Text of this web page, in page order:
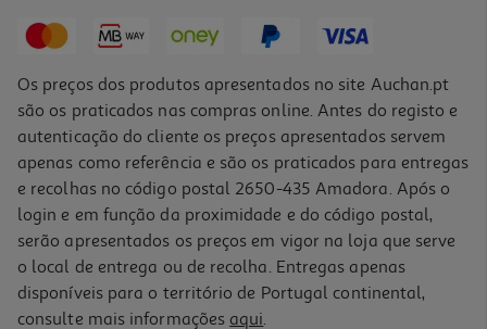
Os preços dos produtos apresentados no site Auchan.pt
são os praticados nas compras online. Antes do registo e
autenticação do cliente os preços apresentados servem
apenas como referência e são os praticados para entregas
e recolhas no código postal 2650-435 Amadora. Após o
login e em função da proximidade e do código postal,
serão apresentados os preços em vigor na loja que serve
o local de entrega ou de recolha. Entregas apenas
disponíveis para o território de Portugal continental,
consulte mais informações aqui.